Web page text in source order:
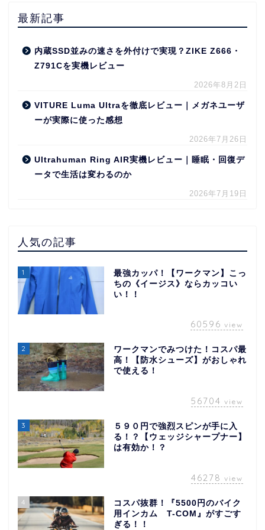
最新記事
内蔵SSD並みの速さを外付けで実現？ZIKE Z666・
Z791Cを実機レビュー
2026年8月2日
VITURE Luma Ultraを徹底レビュー｜メガネユーザ
ーが実際に使った感想
2026年7月26日
Ultrahuman Ring AIR実機レビュー｜睡眠・回復デ
ータで生活は変わるのか
2026年7月19日
人気の記事
1
最強カッパ！【ワークマン】こっ
ちの《イージス》ならカッコい
い！！
60596 view
2
ワークマンでみつけた！コスパ最
高！【防水シューズ】がおしゃれ
で使える！
56704 view
3
５９０円で強烈スピンが手に入
る！？【ウェッジシャープナー】
は有効か！？
46278 view
4
コスパ抜群！『5500円のバイク
用インカム T-COM』がすごす
ぎる！！